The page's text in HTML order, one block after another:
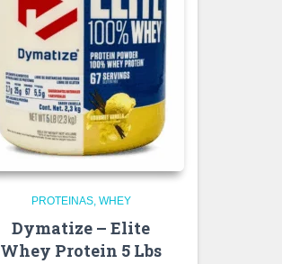
PROTEINAS WHEY
Dymatize – Elite
Whey Protein 5 Lbs